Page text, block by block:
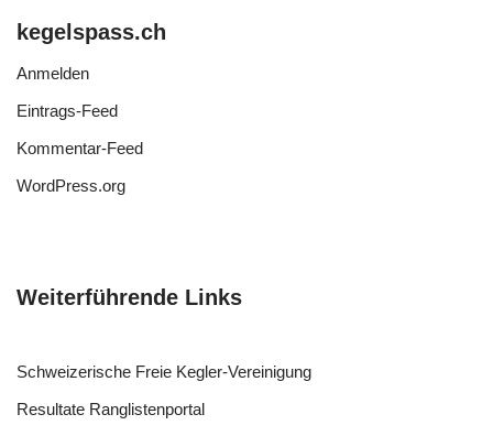
kegelspass.ch
Anmelden
Eintrags-Feed
Kommentar-Feed
WordPress.org
Weiterführende Links
Schweizerische Freie Kegler-Vereinigung
Resultate Ranglistenportal